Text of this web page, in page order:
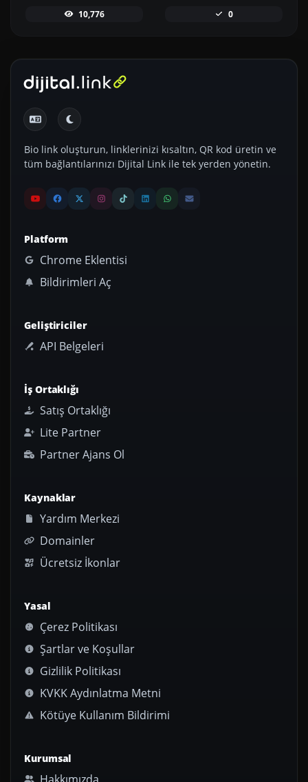
10,776 0
Bio link oluşturun, linklerinizi kısaltın, QR kod üretin ve
tüm bağlantılarınızı Dijital Link ile tek yerden yönetin.
Platform
Chrome Eklentisi
Bildirimleri Aç
Geliştiriciler
API Belgeleri
İş Ortaklığı
Satış Ortaklığı
Lite Partner
Partner Ajans Ol
Kaynaklar
Yardım Merkezi
Domainler
Ücretsiz İkonlar
Yasal
Çerez Politikası
Şartlar ve Koşullar
Gizlilik Politikası
KVKK Aydınlatma Metni
Kötüye Kullanım Bildirimi
Kurumsal